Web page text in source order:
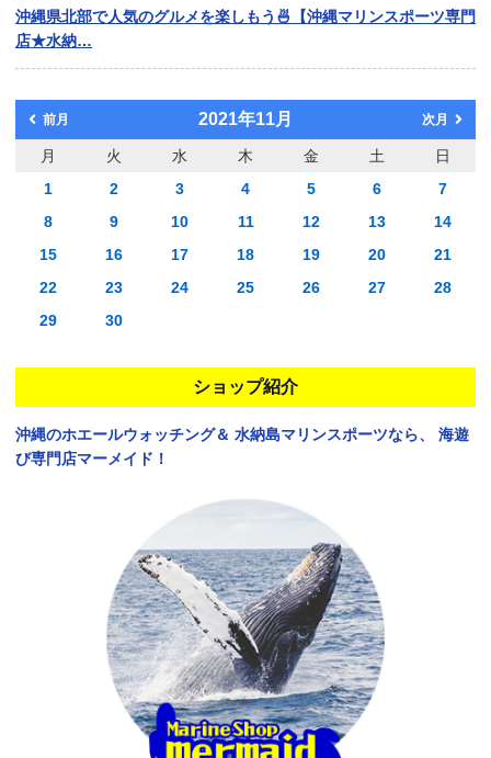
沖縄県北部で人気のグルメを楽しもう🍜【沖縄マリンスポーツ専門
店★水納…
前月 2021年11月 次月
月 火 水 木 金 土
日
1
2 3 4 5 6
7
8
9 10 11 12 13
14
15
16 17 18 19 20
21
22
23 24 25 26 27
28
29
30
ショップ紹介
沖縄のホエールウォッチング＆ 水納島マリンスポーツなら、
海遊
び専門店マーメイド！